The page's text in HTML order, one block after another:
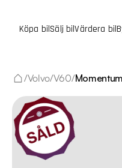
Köpa bilSälj bilVärdera bil
/Volvo/V60/